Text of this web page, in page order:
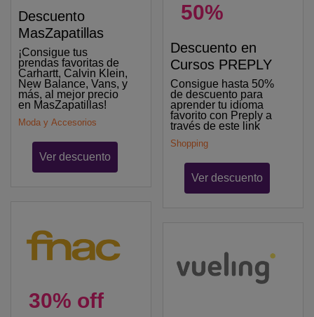
Descuento
MasZapatillas
¡Consigue tus
prendas favoritas de
Carhartt, Calvin Klein,
New Balance, Vans, y
más, al mejor precio
en MasZapatillas!
Moda y Accesorios
Ver descuento
30% off
50%
Descuento en
Cursos PREPLY
Consigue hasta 50%
de descuento para
aprender tu idioma
favorito con Preply a
través de este link
Shopping
Ver descuento